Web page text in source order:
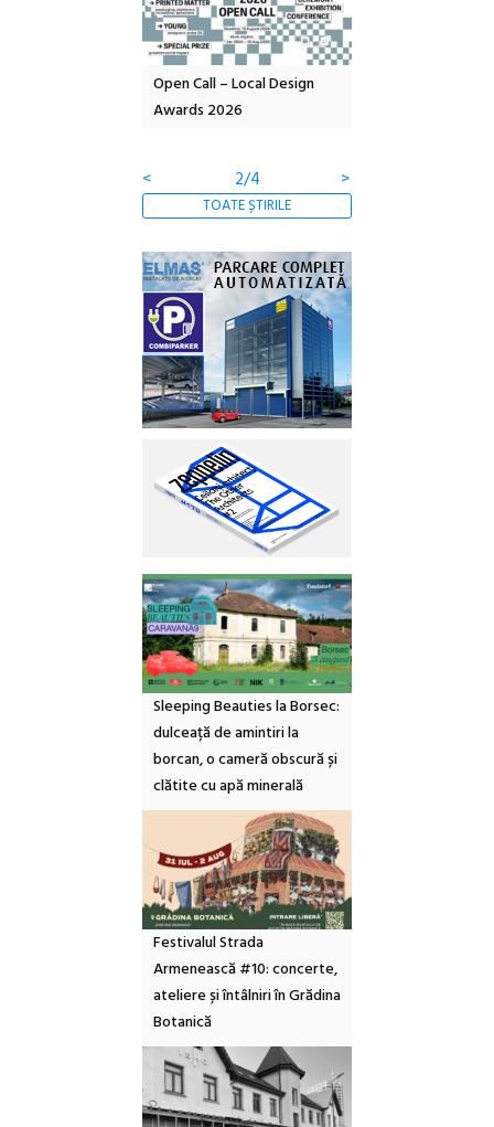
Open Call – Local Design
Awards 2026
<
2/4 >
TOATE ȘTIRILE
Sleeping Beauties la Borsec:
dulceață de amintiri la
borcan, o cameră obscură și
clătite cu apă minerală
Festivalul Strada
Armenească #10: concerte,
ateliere și întâlniri în Grădina
Botanică